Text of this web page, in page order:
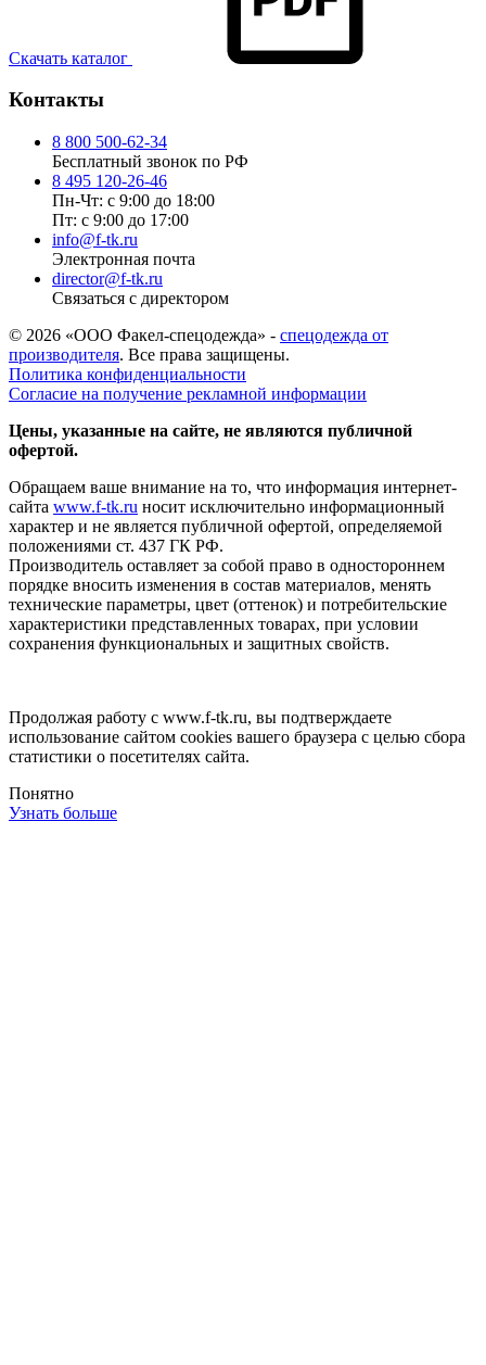
Скачать каталог
Контакты
8 800 500-62-34
Бесплатный звонок по РФ
8 495 120-26-46
Пн-Чт: с 9:00 до 18:00
Пт: с 9:00 до 17:00
info@f-tk.ru
Электронная почта
director@f-tk.ru
Связаться с директором
© 2026 «ООО Факел-спецодежда» - спецодежда от
производителя. Все права защищены.
Политика конфиденциальности
Согласие на получение рекламной информации
Цены, указанные на сайте, не являются публичной
офертой.
Обращаем ваше внимание на то, что информация интернет-
сайта www.f-tk.ru носит исключительно информационный
характер и не является публичной офертой, определяемой
положениями ст. 437 ГК РФ.
Производитель оставляет за собой право в одностороннем
порядке вносить изменения в состав материалов, менять
технические параметры, цвет (оттенок) и потребительские
характеристики представленных товарах, при условии
сохранения функциональных и защитных свойств.
Продолжая работу с www.f-tk.ru, вы подтверждаете
использование сайтом cookies вашего браузера с целью сбора
статистики о посетителях сайта.
Понятно
Узнать больше